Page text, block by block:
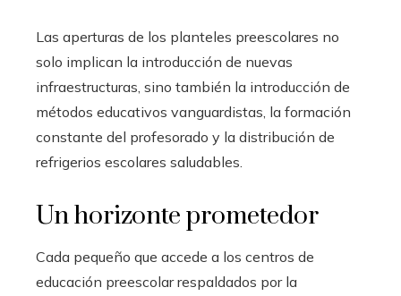
Las aperturas de los planteles preescolares no
solo implican la introducción de nuevas
infraestructuras, sino también la introducción de
métodos educativos vanguardistas, la formación
constante del profesorado y la distribución de
refrigerios escolares saludables.
Un horizonte prometedor
Cada pequeño que accede a los centros de
educación preescolar respaldados por la